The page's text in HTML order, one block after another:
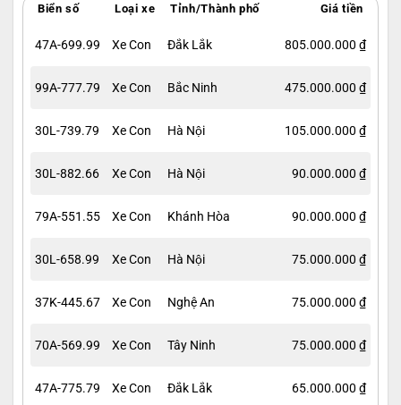
Biển số Loại xe Tỉnh/Thành phố Giá tiền
47A-699.99 Xe Con Đắk Lắk 805.000.000 ₫
99A-777.79 Xe Con Bắc Ninh 475.000.000 ₫
30L-739.79 Xe Con Hà Nội 105.000.000 ₫
30L-882.66 Xe Con Hà Nội 90.000.000 ₫
79A-551.55 Xe Con Khánh Hòa 90.000.000 ₫
30L-658.99 Xe Con Hà Nội 75.000.000 ₫
37K-445.67 Xe Con Nghệ An 75.000.000 ₫
70A-569.99 Xe Con Tây Ninh 75.000.000 ₫
47A-775.79 Xe Con Đắk Lắk 65.000.000 ₫